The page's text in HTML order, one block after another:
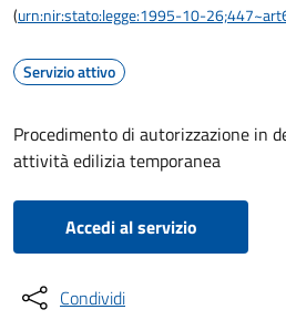
(urn:nir:stato:legge:1995-10-
Servizio attivo
Procedimento di autorizzazione in
attività edilizia temporanea
Accedi al servizio
Condividi